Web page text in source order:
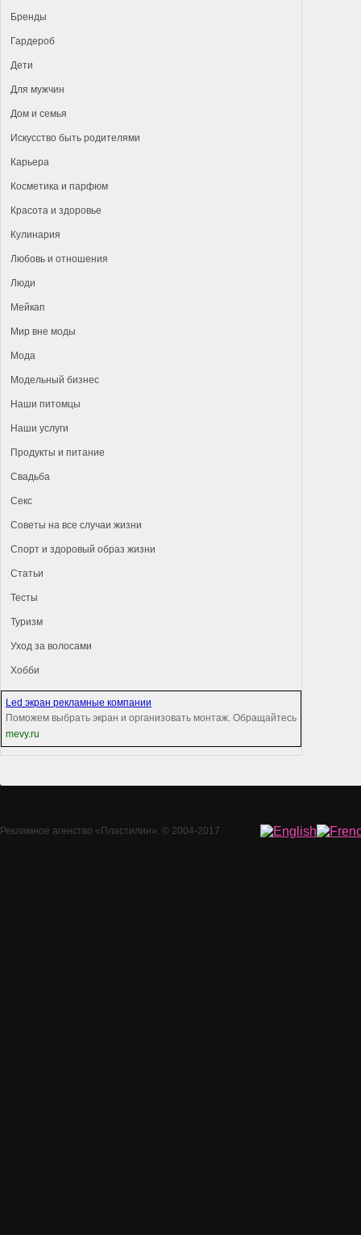
Бренды
Гардероб
Дети
Для мужчин
Дом и семья
Искусство быть родителями
Карьера
Косметика и парфюм
Красота и здоровье
Кулинария
Любовь и отношения
Люди
Мейкап
Мир вне моды
Мода
Модельный бизнес
Наши питомцы
Наши услуги
Продукты и питание
Свадьба
Секс
Советы на все случаи жизни
Спорт и здоровый образ жизни
Статьи
Тесты
Туризм
Уход за волосами
Хобби
Led экран рекламные компании
Поможем выбрать экран и организовать монтаж. Обращайтесь
mevy.ru
Рекламное агенство «Пластилин» . © 2004-2017